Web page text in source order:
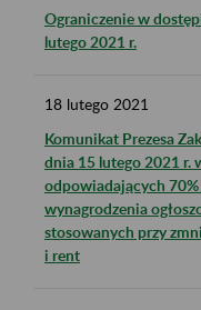
Ograniczenie w
lutego 2021 r.
18 lutego 2021
Komunikat Prezesa
dnia 15 lutego 2021 r.
odpowiadających
wynagrodzenia
stosowanych przy
i rent